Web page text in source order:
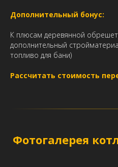
Дополнительный бонус:
К плюсам деревянной
дополнительный
топливо для бани)
Рассчитать стоимость
Фотогалерея